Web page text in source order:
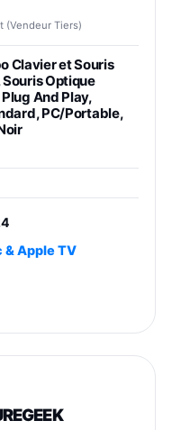
(Vendeur Tiers)
Clavier et Souris
Optique
And Play,
PC/Portable,
(33-45-78
et port USB
Galaxy S26 Ultra
Tiers)
Galaxy S26+ Violet
& Apple TV